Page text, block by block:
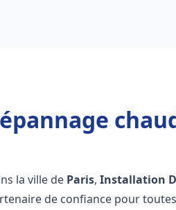
la ville de Paris,Installation
de confiance pour